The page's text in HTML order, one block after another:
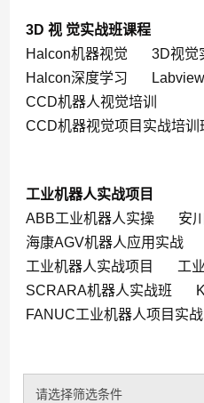
3D 视 觉实战班课程
Halcon机器视觉
3D视觉
Halcon深度学习
CCD机器人视觉培训
CCD机器视觉项目实战培训
工业机器人实战项目
ABB工业机器人实操
安
海康AGV机器人应用实战
工业机器人实战项目
工
SCRARA机器人实战班
FANUC工业机器人项目实战
请选择筛选条件